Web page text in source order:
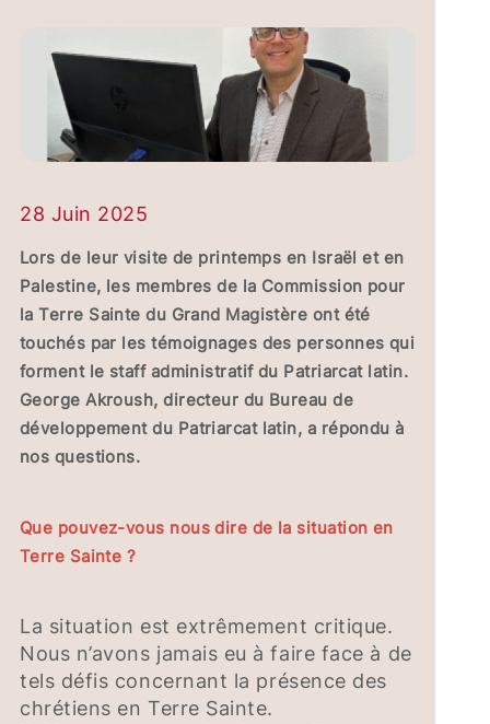
28 Juin 2025
Lors de leur visite de printemps en Israël et en
Palestine, les membres de la Commission pour
la Terre Sainte du Grand Magistère ont été
touchés par les témoignages des personnes qui
forment le staff administratif du Patriarcat latin.
George Akroush, directeur du Bureau de
développement du Patriarcat latin, a répondu à
nos questions.
Que pouvez-vous nous dire de la situation en
Terre Sainte ?
La situation est extrêmement critique.
Nous n’avons jamais eu à faire face à de
tels défis concernant la présence des
chrétiens en Terre Sainte.